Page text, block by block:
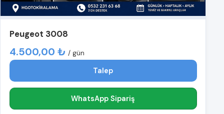
Peugeot 3008
4.500,00 ₺ / gün
Talep
WhatsApp Sipariş